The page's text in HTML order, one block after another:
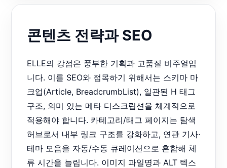
콘텐츠 전략과 SEO
ELLE의 강점은 풍부한 기획과 고품질 비주얼입
니다. 이를 SEO와 접목하기 위해서는 스키마 마
크업(Article, BreadcrumbList), 일관된 H 태그
구조, 의미 있는 메타 디스크립션을 체계적으로
적용해야 합니다. 카테고리/태그 페이지는 탐색
허브로서 내부 링크 구조를 강화하고, 연관 기사·
테마 모음을 자동/수동 큐레이션으로 혼합해 체
류 시간을 늘립니다. 이미지 파일명과 ALT 텍스